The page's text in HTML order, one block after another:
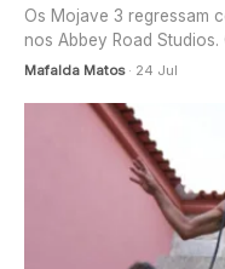
Os Mojave 3 regressam
nos Abbey Road
Mafalda Matos· 24 Jul